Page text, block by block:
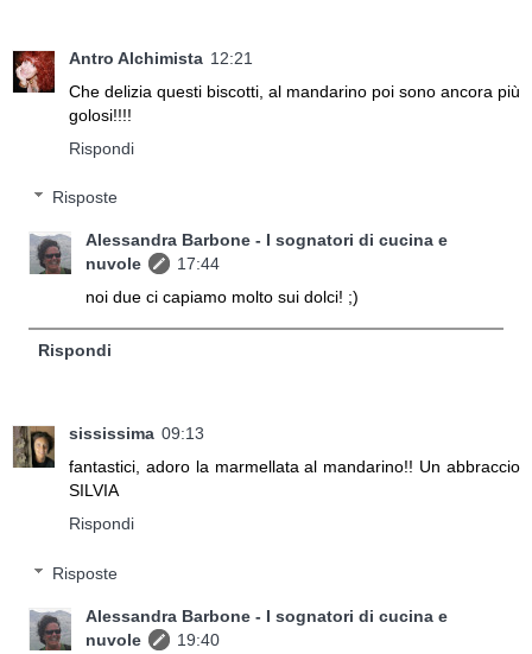
Antro Alchimista 12:21
Che delizia questi biscotti, al mandarino poi sono ancora più
golosi!!!!
Rispondi
Risposte
Alessandra Barbone - I sognatori di cucina e
nuvole
17:44
noi due ci capiamo molto sui dolci! ;)
Rispondi
sississima 09:13
fantastici, adoro la marmellata al mandarino!! Un abbraccio
SILVIA
Rispondi
Risposte
Alessandra Barbone - I sognatori di cucina e
nuvole
19:40